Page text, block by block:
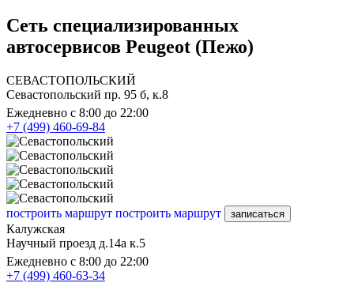
Сеть специализированных
автосервисов Peugeot (Пежо)
СЕВАСТОПОЛЬСКИЙ
Севастопольский пр. 95 б, к.8
Ежедневно с 8:00 до 22:00
+7 (499) 460-69-84
построить маршрут построить маршрут записаться
Калужская
Научный проезд д.14а к.5
Ежедневно с 8:00 до 22:00
+7 (499) 460-63-34